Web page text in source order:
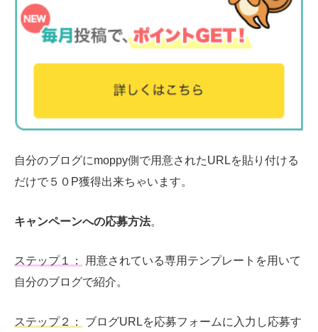
自分のブログにmoppy側で用意されたURLを貼り付ける
だけで５０ P獲得出来ちゃいます。
キャンペーンへの応募方法。
ステップ１：
用意されている専用テンプレートを用いて
自分のブログで紹介。
ステップ２： ブログURLを応募フォームに入力し応募す